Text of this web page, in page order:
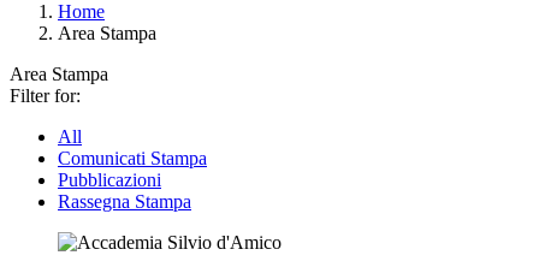
Home
Area Stampa
Area Stampa
Filter for:
All
Comunicati Stampa
Pubblicazioni
Rassegna Stampa